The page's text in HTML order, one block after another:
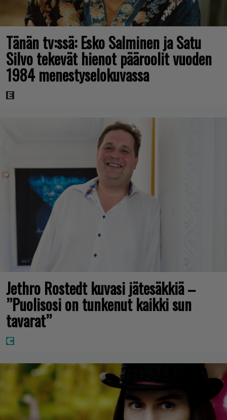
Tänän tv:ssä: Esko Salminen ja Satu
Silvo tekevät hienot pääroolit vuoden
1984 menestyselokuvassa
Jethro Rostedt kuvasi jätesäkkiä –
”Puolisosi on tunkenut kaikki sun
tavarat”